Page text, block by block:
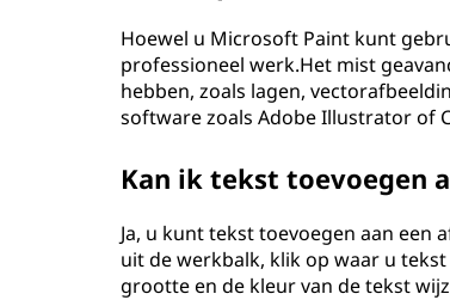
Hoewel u Microsoft Paint kunt
professioneel werk.Het mist
hebben, zoals lagen,
software zoals Adobe Illustrator of
Kan ik tekst toevoegen
Ja, u kunt tekst toevoegen aan
uit de werkbalk, klik op waar u
grootte en de kleur van de tekst